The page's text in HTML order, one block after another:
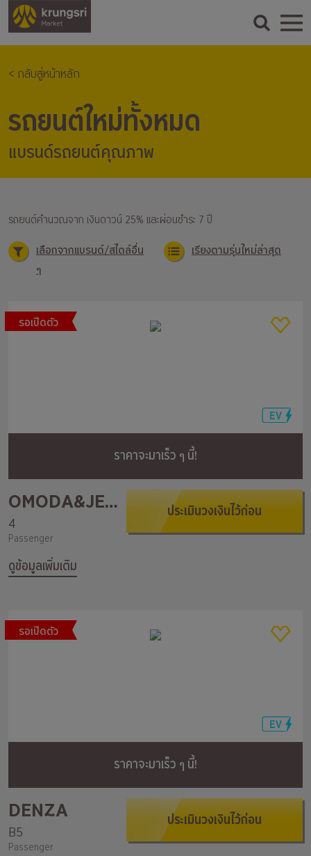
< กลับสู่หน้าหลัก
รถยนต์ใหม่ทั้งหมด
แบรนด์รถยนต์คุณภาพ
รถยนต์คำนวณจาก เงินดาวน์ 25% และผ่อนชำระ 7 ปี
เลือกจากแบรนด์/สไตล์อื่น
ๆ
เรียงตามรุ่นใหม่ล่าสุด
รอเปิดตัว
ราคาจะมาเร็ว ๆ นี้!
OMODA&JEACOO
4
Passenger
ดูข้อมูลเพิ่มเติม
ประเมินวงเงินไว้ก่อน
รอเปิดตัว
ราคาจะมาเร็ว ๆ นี้!
DENZA
B5
Passenger
ประเมินวงเงินไว้ก่อน